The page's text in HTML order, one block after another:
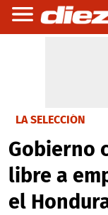
LA SELECCIÓN
Gobierno
libre a
el